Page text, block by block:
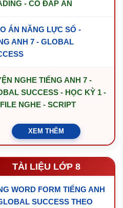
- CÓ ĐÁP ÁN
ÁN NĂNG LỰC SỐ -
ANH 7 - GLOBAL
NGHE TIẾNG ANH 7 -
SUCCESS - HỌC KỲ 1 -
NGHE - SCRIPT
XEM THÊM
TÀI LIỆU LỚP 8
WORD FORM TIẾNG ANH
SUCCESS THEO